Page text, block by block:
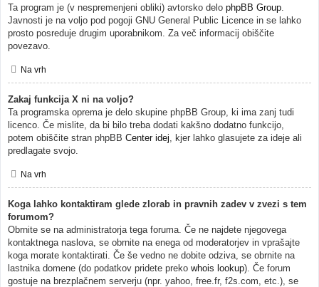
Ta program je (v nespremenjeni obliki) avtorsko delo phpBB Group.
Javnosti je na voljo pod pogoji GNU General Public Licence in se lahko
prosto posreduje drugim uporabnikom. Za več informacij obiščite
povezavo.
Na vrh
Zakaj funkcija X ni na voljo?
Ta programska oprema je delo skupine phpBB Group, ki ima zanj tudi
licenco. Če mislite, da bi bilo treba dodati kakšno dodatno funkcijo,
potem obiščite stran phpBB Center idej, kjer lahko glasujete za ideje ali
predlagate svojo.
Na vrh
Koga lahko kontaktiram glede zlorab in pravnih zadev v zvezi s tem
forumom?
Obrnite se na administratorja tega foruma. Če ne najdete njegovega
kontaktnega naslova, se obrnite na enega od moderatorjev in vprašajte
koga morate kontaktirati. Če še vedno ne dobite odziva, se obrnite na
lastnika domene (do podatkov pridete preko whois lookup). Če forum
gostuje na brezplačnem serverju (npr. yahoo, free.fr, f2s.com, etc.), se